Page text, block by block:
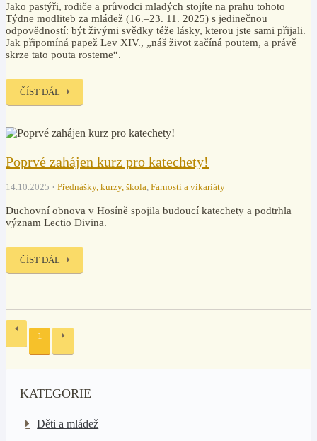
Jako pastýři, rodiče a průvodci mladých stojíte na prahu tohoto
Týdne modliteb za mládež (16.–23. 11. 2025) s jedinečnou
odpovědností: být živými svědky téže lásky, kterou jste sami přijali.
Jak připomíná papež Lev XIV., „náš život začíná poutem, a právě
skrze tato pouta rosteme“.
ČÍST DÁL
Poprvé zahájen kurz pro katechety!
14.10.2025 Přednášky, kurzy, škola, Farnosti a vikariáty
Duchovní obnova v Hosíně spojila budoucí katechety a podtrhla
význam Lectio Divina.
ČÍST DÁL
1
KATEGORIE
Děti a mládež